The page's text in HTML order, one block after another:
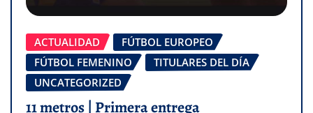
ACTUALIDAD
FÚTBOL EUROPEO
FÚTBOL FEMENINO
TITULARES DEL DÍA
UNCATEGORIZED
11 metros | Primera entrega